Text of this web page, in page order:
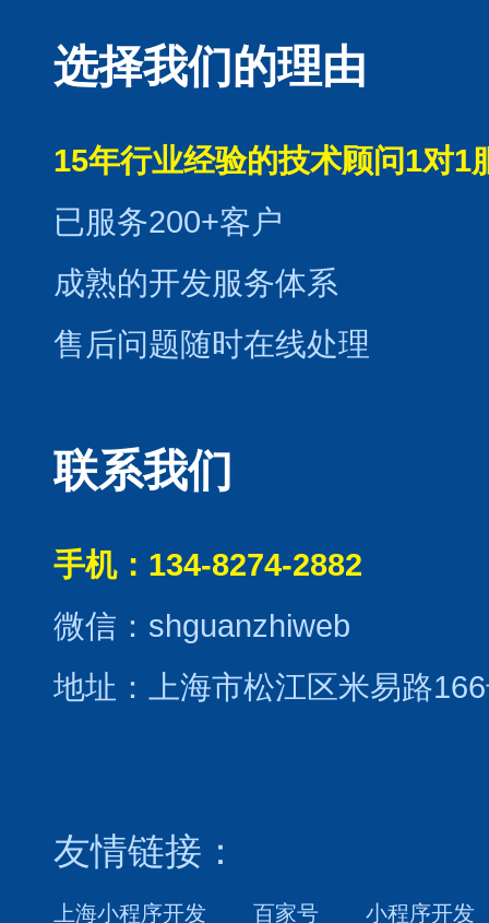
选择我们的理由
15年行业经验的技术顾问1对1
已服务200+客户
成熟的开发服务体系
售后问题随时在线处理
联系我们
手机：134-8274-2882
微信：shguanzhiweb
地址：上海市松江区米易路
友情链接：
上海小程序开发 百家号
小程序开发